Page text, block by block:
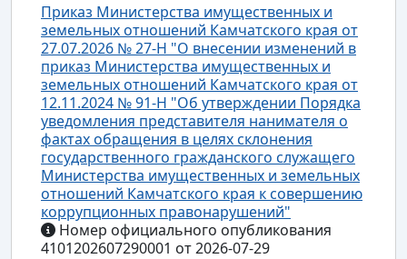
Приказ Министерства имущественных и
земельных отношений Камчатского края от
27.07.2026 № 27-Н "О внесении изменений в
приказ Министерства имущественных и
земельных отношений Камчатского края от
12.11.2024 № 91-Н "Об утверждении Порядка
уведомления представителя нанимателя о
фактах обращения в целях склонения
государственного гражданского служащего
Министерства имущественных и земельных
отношений Камчатского края к совершению
коррупционных правонарушений"
Номер официального опубликования
4101202607290001 от 2026-07-29